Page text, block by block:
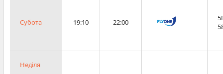
Субота 19:10 22:00
Неділя